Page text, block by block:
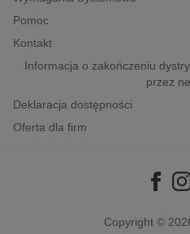
historia
Pomoc
Kontakt
Informacja o zakończeniu
przez
Deklaracja dostępności
Oferta dla firm
Copyright ©